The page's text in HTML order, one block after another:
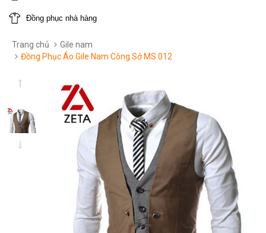
Đồng phục nhà hàng
Trang chủ
Gile nam
Đồng Phục Áo Gile Nam Công Sở MS 012